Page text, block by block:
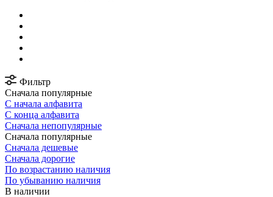
Фильтр
Сначала популярные
С начала алфавита
С конца алфавита
Сначала непопулярные
Сначала популярные
Сначала дешевые
Сначала дорогие
По возрастанию наличия
По убыванию наличия
В наличии